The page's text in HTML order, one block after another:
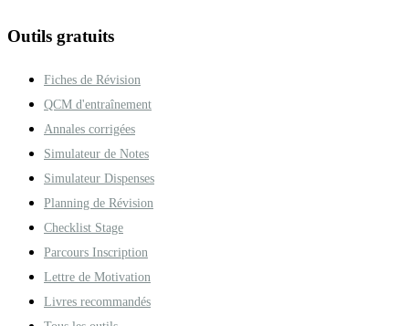
Outils gratuits
Fiches de Révision
QCM d'entraînement
Annales corrigées
Simulateur de Notes
Simulateur Dispenses
Planning de Révision
Checklist Stage
Parcours Inscription
Lettre de Motivation
Livres recommandés